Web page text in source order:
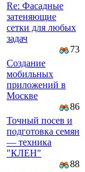
Re: Фасадные
затеняющие
сетки для любых
задач
73
Создание
мобильных
приложений в
Москве
86
Точный посев и
подготовка семян
— техника
"КЛЕН"
88